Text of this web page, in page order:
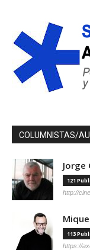
COLUMNISTAS/
Jorge
121
http://
113
https://